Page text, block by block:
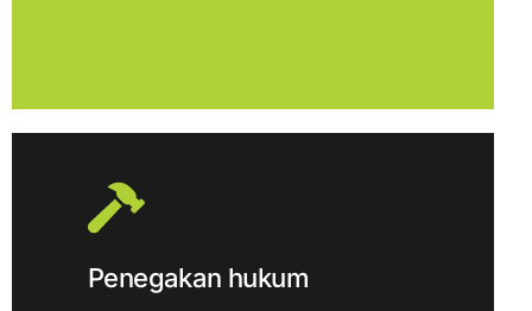
Penegakan hukum